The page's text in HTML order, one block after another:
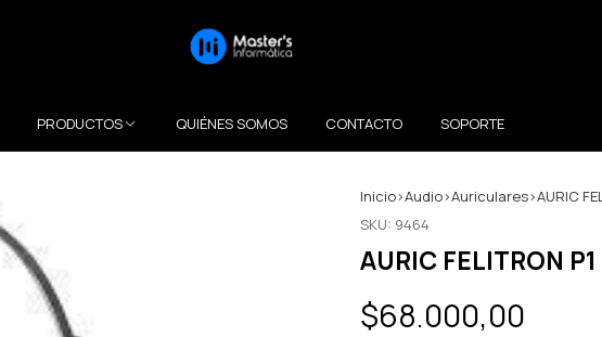
PRODUCTOS QUIÉNES SOMOS CONTACTO SOPORTE
Inicio>Audio>Auriculares>AURIC
SKU: 9464
AURIC FELITRON P1
$68.000,00